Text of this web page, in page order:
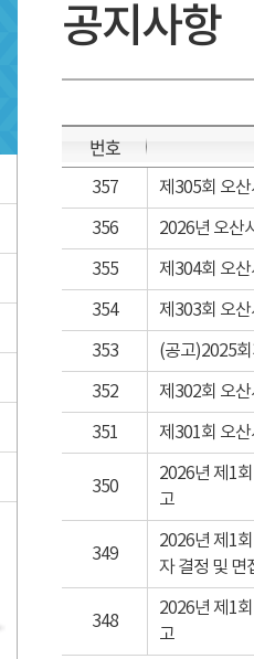
공지사항
번호
357 제305회 오
356 2026년 오산
355 제304회 오
354 제303회 오
353 (공고)2025
352 제302회 오
351 제301회 오
350
2026년 제1
고
349
2026년 제1
자 결정 및 면
348
2026년 제1
고